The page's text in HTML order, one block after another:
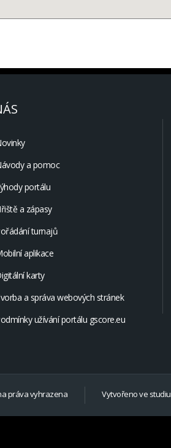
a pomoc
portálu
a zápasy
turnajů
aplikace
karty
a správa webových stránek
užívání portálu gscore.eu
práva vyhrazena Vytvořeno ve studiu